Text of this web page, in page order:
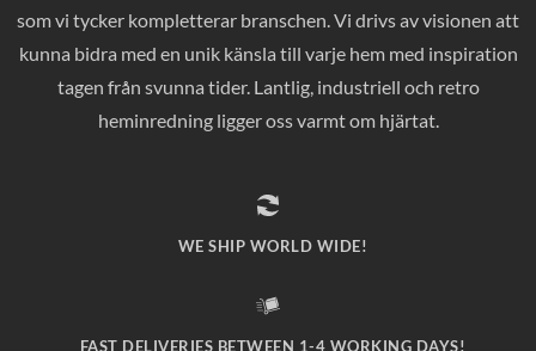
som vi tycker kompletterar branschen. Vi drivs av visionen att
kunna bidra med en unik känsla till varje hem med inspiration
tagen från svunna tider. Lantlig, industriell och retro
heminredning ligger oss varmt om hjärtat.
WE SHIP WORLD WIDE!
FAST DELIVERIES BETWEEN 1-4 WORKING DAYS!